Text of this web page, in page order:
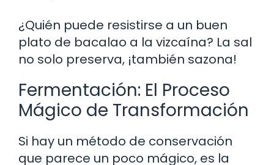
¿Quién puede resistirse a un buen
plato de bacalao a la vizcaína? La sal
no solo preserva, ¡también sazona!
Fermentación: El Proceso
Mágico de Transformación
Si hay un método de conservación
que parece un poco mágico, es la